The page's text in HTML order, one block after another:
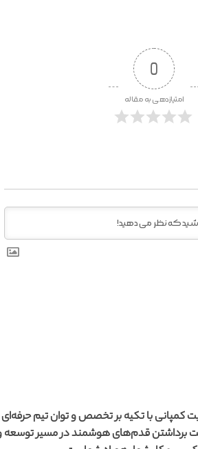
0
امتیازدهی به مقاله
کمپانی با تکیه بر تخصص و توان تیم حرفه‌ای
برداشتن قدم‌های هوشمند در مسیر توسعه